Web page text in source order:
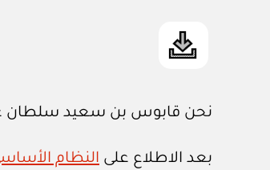
نحن قابوس بن سعيد سلطان
بعد الاطلاع على النظام الأساسي